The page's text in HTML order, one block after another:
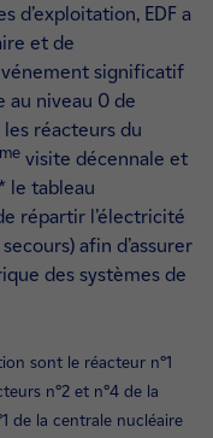
d’exploitation, EDF a
et de
significatif
au niveau 0 de
les réacteurs du
visite décennale et
le tableau
répartir l’électricité
afin d’assurer
des systèmes de
sont le réacteur n°1
n°2 et n°4 de la
de la centrale nucléaire